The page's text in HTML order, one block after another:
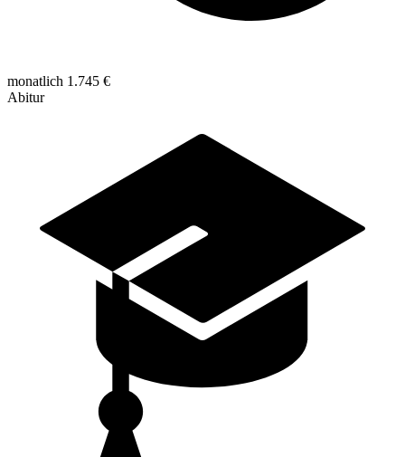
monatlich 1.745 €
Abitur